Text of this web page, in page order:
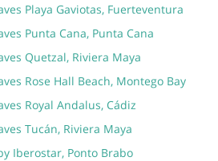
Playa Gaviotas, Fuerteventura
Punta Cana, Punta Cana
Quetzal, Riviera Maya
Rose Hall Beach, Montego Bay
Royal Andalus, Cádiz
Tucán, Riviera Maya
Iberostar, Ponto Brabo